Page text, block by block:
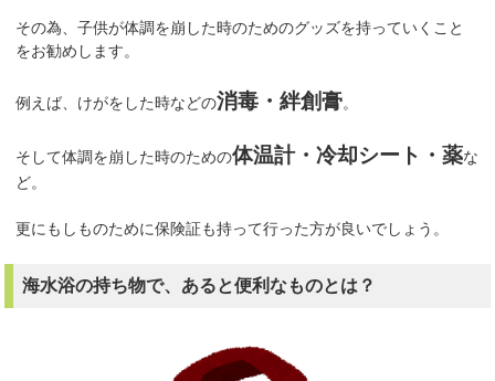
その為、子供が体調を崩した時のためのグッズを持っていくこと
をお勧めします。
例えば、けがをした時などの消毒・絆創膏。
そして体調を崩した時のための体温計・冷却シート・薬な
ど。
更にもしものために保険証も持って行った方が良いでしょう。
海水浴の持ち物で、あると便利なものとは？